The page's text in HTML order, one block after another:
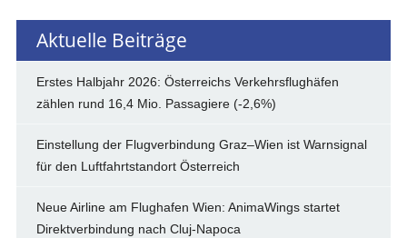
Aktuelle Beiträge
Erstes Halbjahr 2026: Österreichs Verkehrsflughäfen
zählen rund 16,4 Mio. Passagiere (-2,6%)
Einstellung der Flugverbindung Graz–Wien ist Warnsignal
für den Luftfahrtstandort Österreich
Neue Airline am Flughafen Wien: AnimaWings startet
Direktverbindung nach Cluj-Napoca